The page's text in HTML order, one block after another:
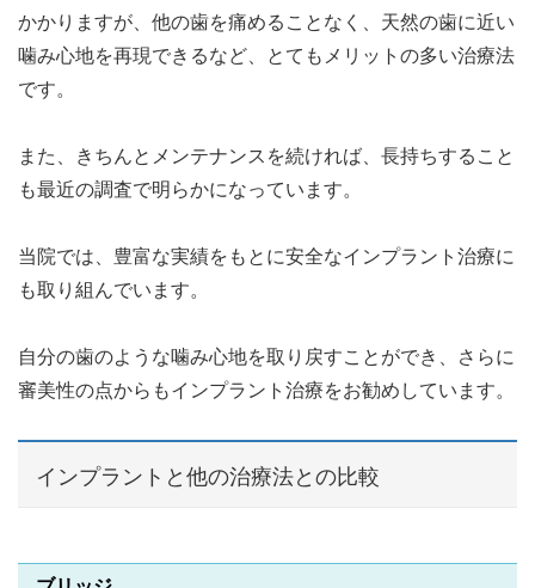
かかりますが、他の歯を痛めることなく、天然の歯に近い
噛み心地を再現できるなど、とてもメリットの多い治療法
です。
また、きちんとメンテナンスを続ければ、長持ちすること
も最近の調査で明らかになっています。
当院では、豊富な実績をもとに安全なインプラント治療に
も取り組んでいます。
自分の歯のような噛み心地を取り戻すことができ、さらに
審美性の点からもインプラント治療をお勧めしています。
インプラントと他の治療法との比較